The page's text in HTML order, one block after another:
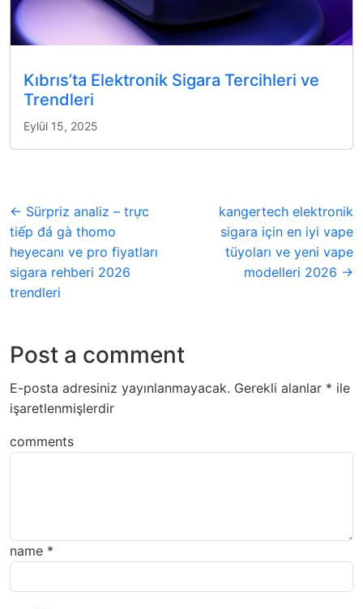
Kıbrıs’ta Elektronik Sigara Tercihleri ve
Trendleri
Eylül 15, 2025
← Sürpriz analiz – trực
tiếp đá gà thomo
heyecanı ve pro fiyatları
sigara rehberi 2026
trendleri
kangertech elektronik
sigara için en iyi vape
tüyoları ve yeni vape
modelleri 2026 →
Post a comment
E-posta adresiniz yayınlanmayacak. Gerekli alanlar * ile
işaretlenmişlerdir
comments
name *